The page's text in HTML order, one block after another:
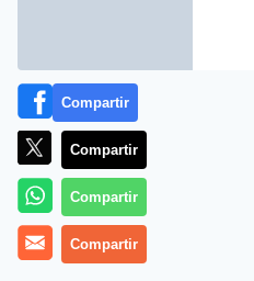
Sorpresa en la Premier
desagradable para Claudio
Compartir
Compartir
Compartir
Compartir